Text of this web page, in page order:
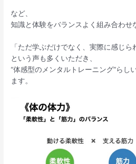
など、
知識と体験をバランスよく組み合わせ
「ただ学ぶだけでなく、実際に感じら
という声も多くいただき、
“体感型のメンタルトレーニング”らし
ます。